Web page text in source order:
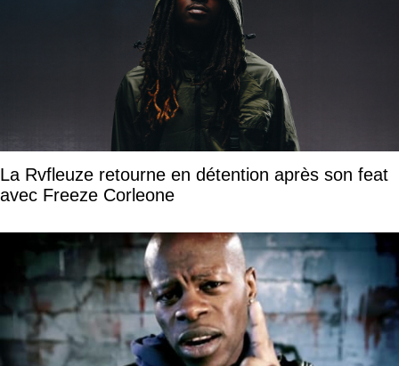
La Rvfleuze retourne en détention après son feat
avec Freeze Corleone